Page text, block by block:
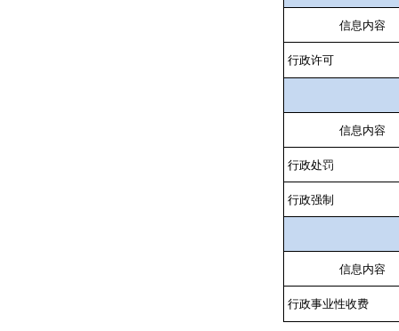
信息内容
行政许可
信息内容
行政处罚
行政强制
信息内容
行政事业性收费